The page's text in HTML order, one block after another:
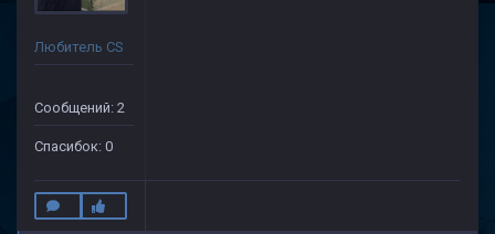
Любитель CS
Сообщений: 2
Спасибок: 0